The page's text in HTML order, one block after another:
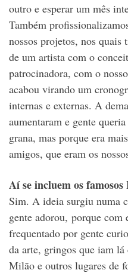
outro e esperar um mês
Também
nossos projetos, nos quais
de um artista com o
patrocinadora, com o
acabou virando um
internas e externas. A
aumentaram e gente
grana, mas porque era
amigos, que eram os
Aí se incluem os
Sim. A ideia surgiu numa
gente adorou, porque com
frequentado por gente
da arte, gringos que iam
Milão e outros lugares de